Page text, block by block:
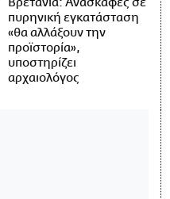
Βρετανία: Ανασκαφές σε
πυρηνική εγκατάσταση
«θα αλλάξουν την
προϊστορία»,
υποστηρίζει
αρχαιολόγος